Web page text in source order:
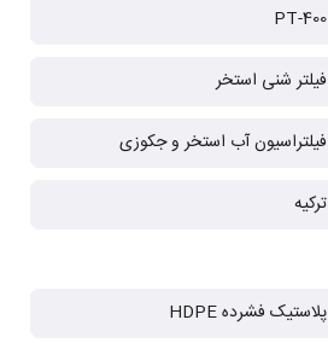
PT-400
فیلتر شنی استخر
فیلتراسیون آب استخر و جکوزی
ترکیه
پلاستیک فشرده HDPE